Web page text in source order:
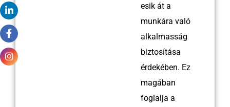
esik át a
munkára való
alkalmasság
biztosítása
érdekében. Ez
magában
foglalja a